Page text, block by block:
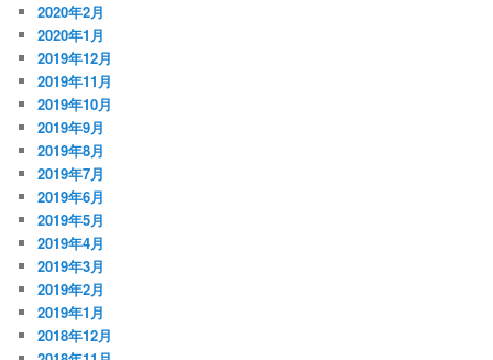
2020年2月
2020年1月
2019年12月
2019年11月
2019年10月
2019年9月
2019年8月
2019年7月
2019年6月
2019年5月
2019年4月
2019年3月
2019年2月
2019年1月
2018年12月